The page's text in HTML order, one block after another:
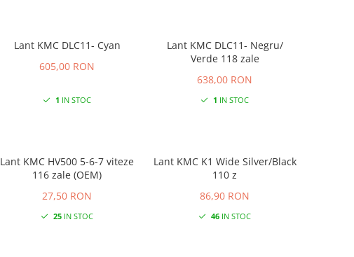
Lant KMC DLC11- Cyan
605,00 RON
1 IN STOC
Lant KMC DLC11- Negru/
Verde 118 zale
638,00 RON
1 IN STOC
Lant KMC HV500 5-6-7 viteze
116 zale (OEM)
27,50 RON
25 IN STOC
Lant KMC K1 Wide Silver/Black
110 z
86,90 RON
46 IN STOC